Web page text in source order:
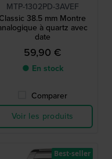
MTP-1302PD-3AVEF
Classic 38.5 mm Montre
à quartz avec
date
59,90 €
● En stock
Comparer
Voir les produits
Best-seller